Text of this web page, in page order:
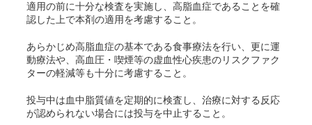
適用の前に十分な検査を実施し、高脂血症であることを確
認した上で本剤の適用を考慮すること。
あらかじめ高脂血症の基本である食事療法を行い、更に運
動療法や、高血圧・喫煙等の虚血性心疾患のリスクファク
ターの軽減等も十分に考慮すること。
投与中は血中脂質値を定期的に検査し、治療に対する反応
が認められない場合には投与を中止すること。